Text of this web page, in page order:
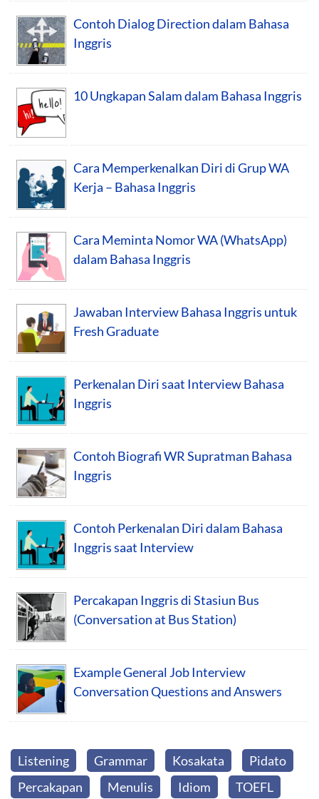
Contoh Dialog Direction dalam Bahasa
Inggris
10 Ungkapan Salam dalam Bahasa Inggris
Cara Memperkenalkan Diri di Grup WA
Kerja – Bahasa Inggris
Cara Meminta Nomor WA (WhatsApp)
dalam Bahasa Inggris
Jawaban Interview Bahasa Inggris untuk
Fresh Graduate
Perkenalan Diri saat Interview Bahasa
Inggris
Contoh Biografi WR Supratman Bahasa
Inggris
Contoh Perkenalan Diri dalam Bahasa
Inggris saat Interview
Percakapan Inggris di Stasiun Bus
(Conversation at Bus Station)
Example General Job Interview
Conversation Questions and Answers
Listening Grammar Kosakata
Pidato
Percakapan
Menulis Idiom TOEFL